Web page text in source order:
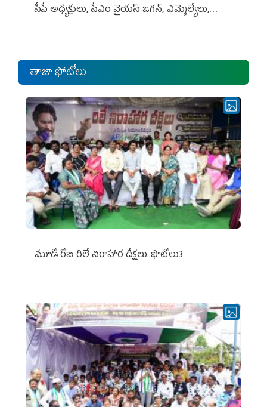
సీపీ అధ్య‌క్షులు, సీఎం వైయ‌స్ జ‌గ‌న్, ఎమ్మెల్యేలు,
తాజా ఫోటోలు
మూడో రోజు రిలే నిరాహార దీక్షలు..ఫొటోలు3